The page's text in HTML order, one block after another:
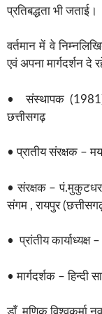
प्रतिबद्धता भी जताई।
वर्तमान में वे
एवं अपना मार्गदर्शन दे
• संस्थापक (1981)
छत्तीसगढ़
• प्रातीय संरक्षक –
• संरक्षक – पं.मुकुटधर
संगम , रायपुर
• प्रांतीय कार्याध्यक्ष
• मार्गदर्शक – हिन्दी